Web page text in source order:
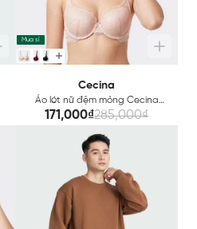
Mua sỉ
Cecina
Áo lót nữ đệm mỏng Cecina
CBR012
171,000₫285,000₫